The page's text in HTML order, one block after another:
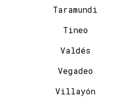
Taramundi
Tineo
Valdés
Vegadeo
Villayón